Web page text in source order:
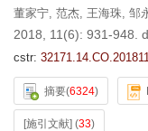
董家宁, 范杰, 王海珠, 邹
2018, 11(6): 931-948.
cstr:
摘要(6324)
[施引文献] (33)